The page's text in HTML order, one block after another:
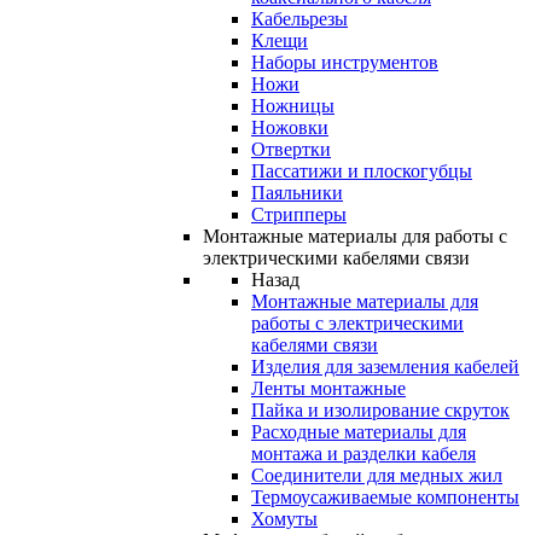
Кабельрезы
Клещи
Наборы инструментов
Ножи
Ножницы
Ножовки
Отвертки
Пассатижи и плоскогубцы
Паяльники
Стрипперы
Монтажные материалы для работы с
электрическими кабелями связи
Назад
Монтажные материалы для
работы с электрическими
кабелями связи
Изделия для заземления кабелей
Ленты монтажные
Пайка и изолирование скруток
Расходные материалы для
монтажа и разделки кабеля
Соединители для медных жил
Термоусаживаемые компоненты
Хомуты